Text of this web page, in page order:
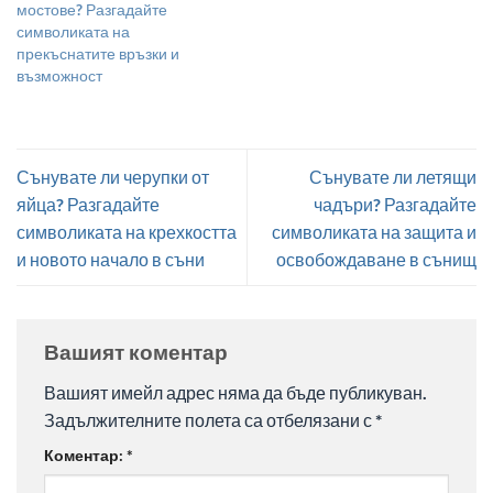
мостове? Разгадайте
символиката на
прекъснатите връзки и
възможност
Сънувате ли черупки от
яйца? Разгадайте
символиката на крехкостта
и новото начало в съни
Сънувате ли летящи
чадъри? Разгадайте
символиката на защита и
освобождаване в сънищ
Вашият коментар
Вашият имейл адрес няма да бъде публикуван.
Задължителните полета са отбелязани с*
Коментар: *